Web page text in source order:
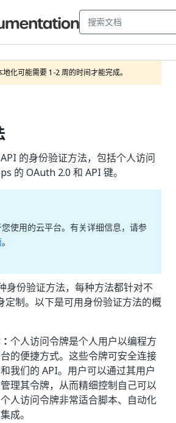
化可能需要 1-2 周的时间才能完成。
的身份验证方法，包括个人访问
的 OAuth 2.0 和 API 键。
使用的云平台。有关详细信息，请参
。
身份验证方法，每种方法都针对不
定制。以下是可用身份验证方法的概
个人访问令牌是个人用户以编程方
的便捷方式。这些令牌可安全连接
我们的 API。用户可以通过其用户
理其令牌，从而精细控制自己可以
人访问令牌非常适合脚本、自动化
成。